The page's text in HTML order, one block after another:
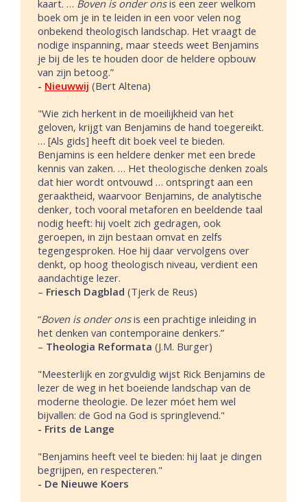
kaart. … Boven is onder onsis een zeer welkom
boek om je in te leiden in een voor velen nog
onbekend theologisch landschap. Het vraagt de
nodige inspanning, maar steeds weet Benjamins
je bij de les te houden door de heldere opbouw
van zijn betoog.”
- Nieuwwij (Bert Altena)
"Wie zich herkent in de moeilijkheid van het
geloven, krijgt van Benjamins de hand toegereikt.
… [Als gids] heeft dit boek veel te bieden.
Benjamins is een heldere denker met een brede
kennis van zaken. … Het theologische denken zoals
dat hier wordt ontvouwd … ontspringt aan een
geraaktheid, waarvoor Benjamins, de analytische
denker, toch vooral metaforen en beeldende taal
nodig heeft: hij voelt zich gedragen, ook
geroepen, in zijn bestaan omvat en zelfs
tegengesproken. Hoe hij daar vervolgens over
denkt, op hoog theologisch niveau, verdient een
aandachtige lezer.
– Friesch Dagblad (Tjerk de Reus)
“Boven is onder onsis een prachtige inleiding in
het denken van contemporaine denkers.”
– Theologia Reformata (J.M. Burger)
"Meesterlijk en zorgvuldig wijst Rick Benjamins de
lezer de weg in het boeiende landschap van de
moderne theologie. De lezer móet hem wel
bijvallen: de God na God is springlevend."
- Frits de Lange
"Benjamins heeft veel te bieden: hij laat je dingen
begrijpen, en respecteren."
- De Nieuwe Koers